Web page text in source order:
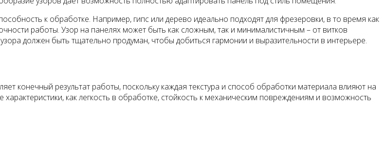
к обработке. Например, гипс или дерево идеально подходят для фрезеровки, в то время как
работы. Узор на панелях может быть как сложным, так и минималистичным – от витков
должен быть тщательно продуман, чтобы добиться гармонии и выразительности в интерьере.
конечный результат работы, поскольку каждая текстура и способ обработки материала влияют на
как легкость в обработке, стойкость к механическим повреждениям и возможность